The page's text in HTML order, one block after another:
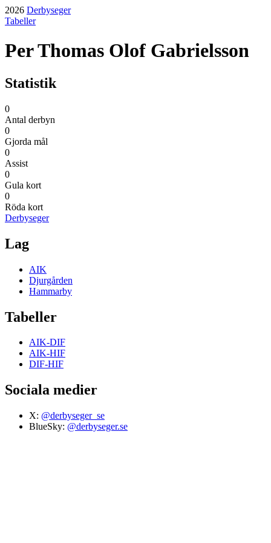
2026 Derbyseger
Tabeller
Per Thomas Olof Gabrielsson
Statistik
0
Antal derbyn
0
Gjorda mål
0
Assist
0
Gula kort
0
Röda kort
Derbyseger
Lag
AIK
Djurgården
Hammarby
Tabeller
AIK-DIF
AIK-HIF
DIF-HIF
Sociala medier
X: @derbyseger_se
BlueSky: @derbyseger.se